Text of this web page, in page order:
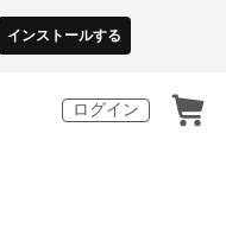
インストールする
ログイン